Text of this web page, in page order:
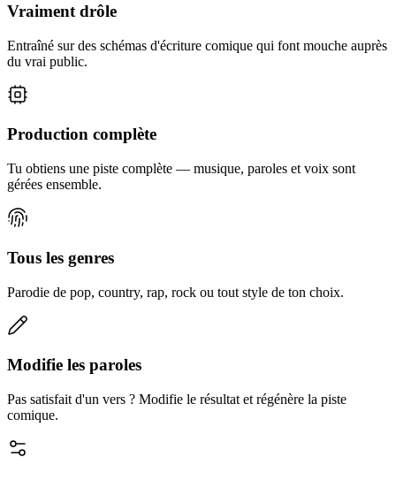
Vraiment drôle
Entraîné sur des schémas d'écriture comique qui font mouche auprès
du vrai public.
Production complète
Tu obtiens une piste complète — musique, paroles et voix sont
gérées ensemble.
Tous les genres
Parodie de pop, country, rap, rock ou tout style de ton choix.
Modifie les paroles
Pas satisfait d'un vers ? Modifie le résultat et régénère la piste
comique.